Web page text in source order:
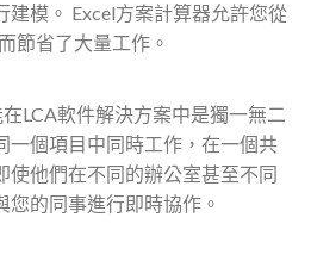
建模。 Excel方案計算器允許您從
節省了大量工作。
LCA軟件解決方案中是獨一無二
一個項目中同時工作，在一個共
使他們在不同的辦公室甚至不同
您的同事進行即時協作。